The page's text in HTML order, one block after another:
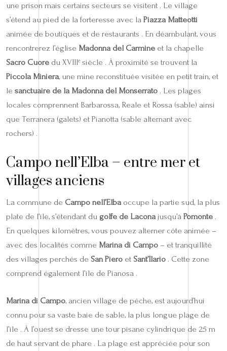
une prison mais certains secteurs se visitent . Le village
s’étend au pied de la forteresse avec la Piazza Matteotti
animée de boutiques et de restaurants . En déambulant, vous
rencontrerez l’église Madonna del Carmine et la chapelle
Sacro Cuore du XVIIIᵉ siècle . À proximité se trouvent la
Piccola Miniera, une mine reconstituée visitée en petit train, et
le sanctuaire de la Madonna del Monserrato . Les plages
locales comprennent Barbarossa, Reale et Rossa (sable) ainsi
que Terranera (galets) et Pianotta (sable alternant avec
rochers) .
Campo nell’Elba – entre mer et
villages anciens
La commune de Campo nell’Elbaoccupe la partie sud, la plus
plate de l’île, s’étendant du golfe de Laconajusqu’à Pomonte .
En quelques kilomètres, vous pouvez alterner côte animée –
avec des localités comme Marina di Campo – et tranquillité
des villages perchés de San Piero et Sant’Ilario . Cette zone
comprend également l’île de Pianosa .
Marina di Campo, ancien village de pêche, est aujourd’hui
connu pour sa vaste baie de sable, la plus longue plage de
l’île . À l’ouest se dresse une tour pisane cylindrique de 25 m
de haut servant de phare . La plage est appréciée pour son